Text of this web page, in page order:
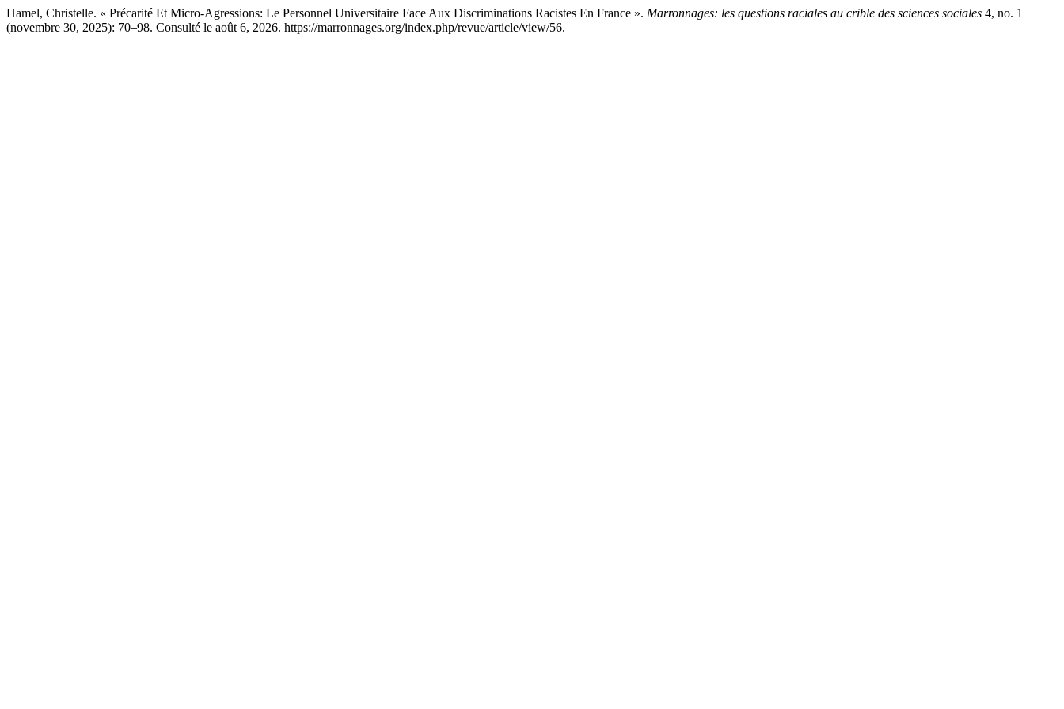
Hamel, Christelle. « Précarité Et Micro-Agressions: Le Personnel Universitaire Face Aux Discriminations Racistes En France ». Marronnages: les questions raciales au crible des sciences sociales 4, no. 1
(novembre 30, 2025): 70–98. Consulté le août 6, 2026. https://marronnages.org/index.php/revue/article/view/56.